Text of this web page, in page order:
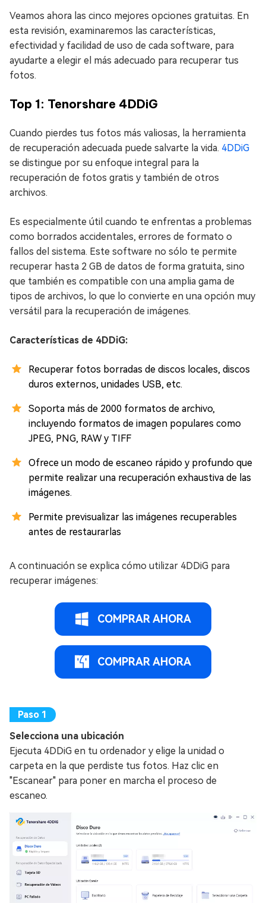
Veamos ahora las cinco mejores opciones gratuitas. En
esta revisión, examinaremos las características,
efectividad y facilidad de uso de cada software, para
ayudarte a elegir el más adecuado para recuperar tus
fotos.
Top 1: Tenorshare 4DDiG
Cuando pierdes tus fotos más valiosas, la herramienta
de recuperación adecuada puede salvarte la vida. 4DDiG
se distingue por su enfoque integral para la
recuperación de fotos gratis y también de otros
archivos.
Es especialmente útil cuando te enfrentas a problemas
como borrados accidentales, errores de formato o
fallos del sistema. Este software no sólo te permite
recuperar hasta 2 GB de datos de forma gratuita, sino
que también es compatible con una amplia gama de
tipos de archivos, lo que lo convierte en una opción muy
versátil para la recuperación de imágenes.
Características de 4DDiG:
Recuperar fotos borradas de discos locales, discos
duros externos, unidades USB, etc.
Soporta más de 2000 formatos de archivo,
incluyendo formatos de imagen populares como
JPEG, PNG, RAW y TIFF
Ofrece un modo de escaneo rápido y profundo que
permite realizar una recuperación exhaustiva de las
imágenes.
Permite previsualizar las imágenes recuperables
antes de restaurarlas
A continuación se explica cómo utilizar 4DDiG para
recuperar imágenes:
COMPRAR AHORA
COMPRAR AHORA
Selecciona una ubicación
Ejecuta 4DDiG en tu ordenador y elige la unidad o
carpeta en la que perdiste tus fotos. Haz clic en
"Escanear" para poner en marcha el proceso de
escaneo.